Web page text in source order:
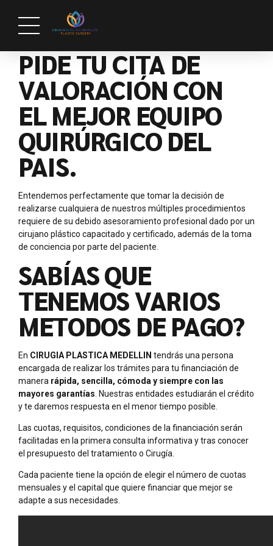
PIDE TU CITA DE
VALORACIÓN CON
EL MEJOR EQUIPO
QUIRÚRGICO DEL
PAIS.
Entendemos perfectamente que tomar la decisión de
realizarse cualquiera de nuestros múltiples procedimientos
requiere de su debido asesoramiento profesional dado por un
cirujano plástico capacitado y certificado, además de la toma
de conciencia por parte del paciente.
SABÍAS QUE
TENEMOS VARIOS
METODOS DE PAGO?
En CIRUGIA PLASTICA MEDELLIN tendrás una persona
encargada de realizar los trámites para tu financiación de
manera rápida, sencilla, cómoda y siempre con las
mayores garantías . Nuestras entidades estudiarán el crédito
y te daremos respuesta en el menor tiempo posible.
Las cuotas, requisitos, condiciones de la financiación serán
facilitadas en la primera consulta informativa y tras conocer
el presupuesto del tratamiento o Cirugía.
Cada paciente tiene la opción de elegir el número de cuotas
mensuales y el capital que quiere financiar que mejor se
adapte a sus necesidades.